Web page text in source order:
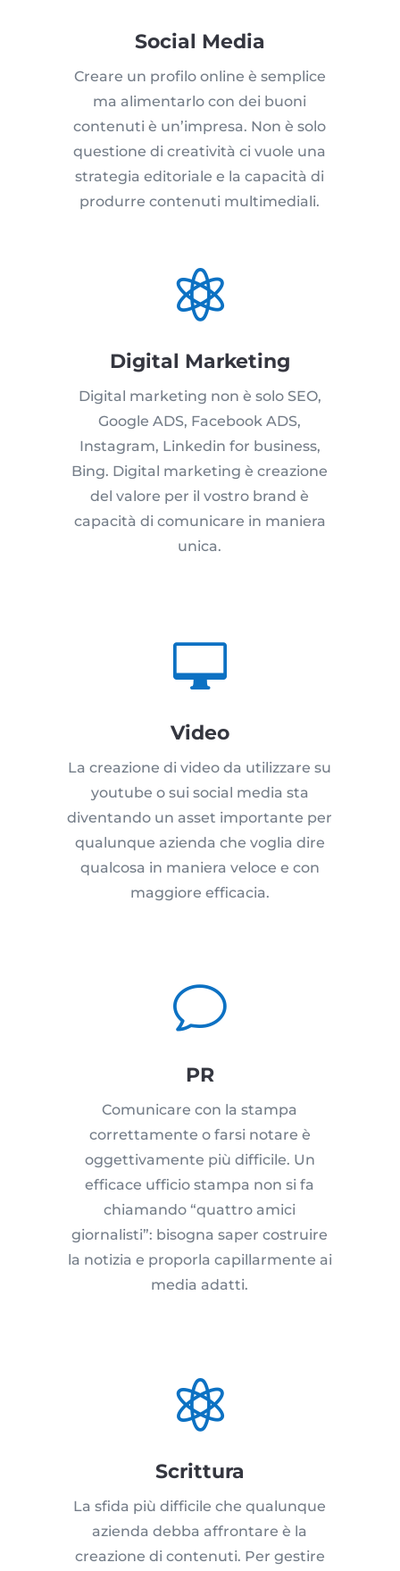
Social Media
Creare un profilo online è semplice
ma alimentarlo con dei buoni
contenuti è un’impresa. Non è solo
questione di creatività ci vuole una
strategia editoriale e la capacità di
produrre contenuti multimediali.

Digital Marketing
Digital marketing non è solo SEO,
Google ADS, Facebook ADS,
Instagram, Linkedin for business,
Bing. Digital marketing è creazione
del valore per il vostro brand è
capacità di comunicare in maniera
unica.

Video
La creazione di video da utilizzare su
youtube o sui social media sta
diventando un asset importante per
qualunque azienda che voglia dire
qualcosa in maniera veloce e con
maggiore efficacia.
v
PR
Comunicare con la stampa
correttamente o farsi notare è
oggettivamente più difficile. Un
efficace ufficio stampa non si fa
chiamando “quattro amici
giornalisti”: bisogna saper costruire
la notizia e proporla capillarmente ai
media adatti.

Scrittura
La sfida più difficile che qualunque
azienda debba affrontare è la
creazione di contenuti. Per gestire